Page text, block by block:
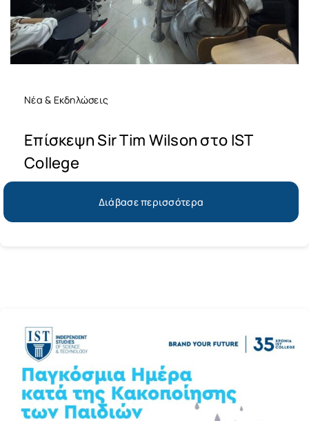
Νέα & Εκδηλώσεις
Επίσκεψη Sir Tim Wilson στο IST
College
Διάβασε περισσότερα